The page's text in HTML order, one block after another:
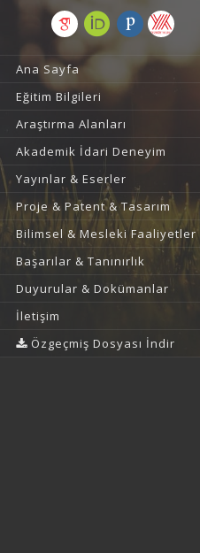
Ana Sayfa
Eğitim Bilgileri
Araştırma Alanları
Akademik İdari Deneyim
Yayınlar & Eserler
Proje & Patent & Tasarım
Bilimsel & Mesleki Faaliyetler
Başarılar & Tanınırlık
Duyurular & Dokümanlar
İletişim
Özgeçmiş Dosyası İndir